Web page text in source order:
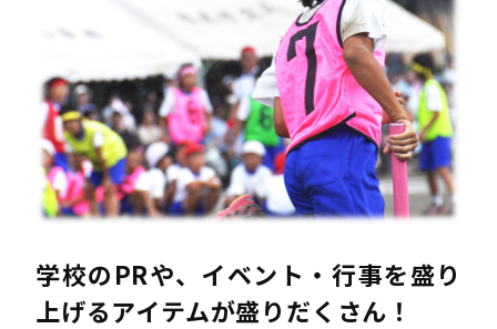
代行発送承ります
悩む前にお電話下さい
商品検索
お問い合わせ
入稿データダウンロード
クロネコ掛け払い
個人情報保護方針
特定商取引法に基づく表記
お問い合わせフォーム
学校のPRや、イベント・行事を盛り
上げるアイテムが盛りだくさん！